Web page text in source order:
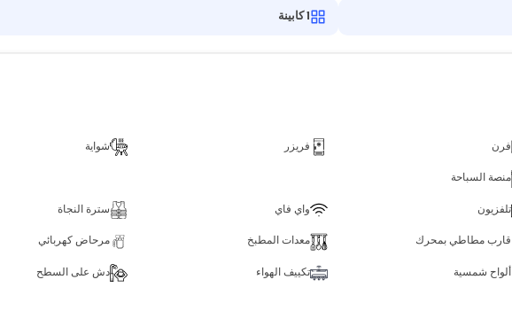
1 كابينة
فرن فريزر شواية
منصة السباحة
تلفزيون واي فاي سترة النجاة
قارب مطاطي بمحرك معدات المطبخ مرحاض كهربائي
ألواح شمسية تكييف الهواء دش على السطح